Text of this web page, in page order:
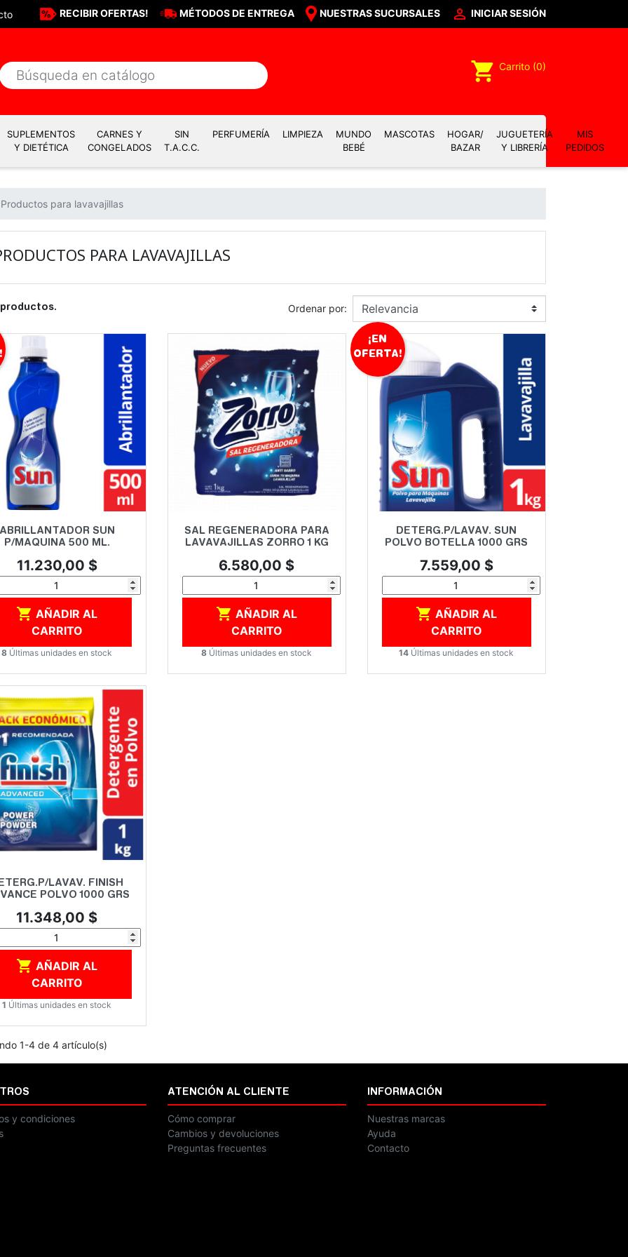
RECIBIR OFERTAS! MÉTODOS DE ENTREGA NUESTRAS SUCURSALES  INICIAR SESIÓN
shopping_cart Carrito (0)
SUPLEMENTOS
Y DIETÉTICA
CARNES Y
CONGELADOS
SIN
T.A.C.C.
PERFUMERÍA LIMPIEZA
MUNDO
BEBÉ
MASCOTAS
HOGAR/
BAZAR
JUGUETERÍA
Y LIBRERÍA
MIS
PEDIDOS
Productos para lavavajillas
PARA LAVAVAJILLAS
Ordenar por:
Vista rápida
SUN
P/MAQUINA 500 ML.
Precio
11.230,00 $
 AÑADIR AL
CARRITO
8 Últimas unidades en stock
Vista rápida
SAL REGENERADORA PARA
LAVAVAJILLAS ZORRO 1 KG
Precio
6.580,00 $
 AÑADIR AL
CARRITO
8 Últimas unidades en stock
Vista rápida
DETERG.P/LAVAV. SUN
POLVO BOTELLA 1000 GRS
Precio
7.559,00 $
 AÑADIR AL
CARRITO
14 Últimas unidades en stock
¡EN
OFERTA!
Vista rápida
LAVAV. FINISH
POLVO 1000 GRS
Precio
11.348,00 $
 AÑADIR AL
CARRITO
1 Últimas unidades en stock
1-4 de 4 artículo(s)
y condiciones
ATENCIÓN AL CLIENTE
Cómo comprar
Cambios y devoluciones
Preguntas frecuentes
INFORMACIÓN
Nuestras marcas
Ayuda
Contacto